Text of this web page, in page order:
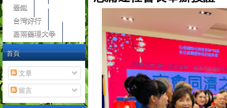
臺鐵
台灣好行
嘉南藥理大學
首頁
文章
留言